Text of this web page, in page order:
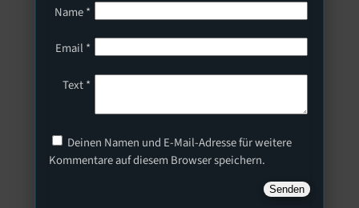
Name*
Email *
Text*
Deinen Namen und E-Mail-Adresse für weitere
Kommentare auf diesem Browser speichern.